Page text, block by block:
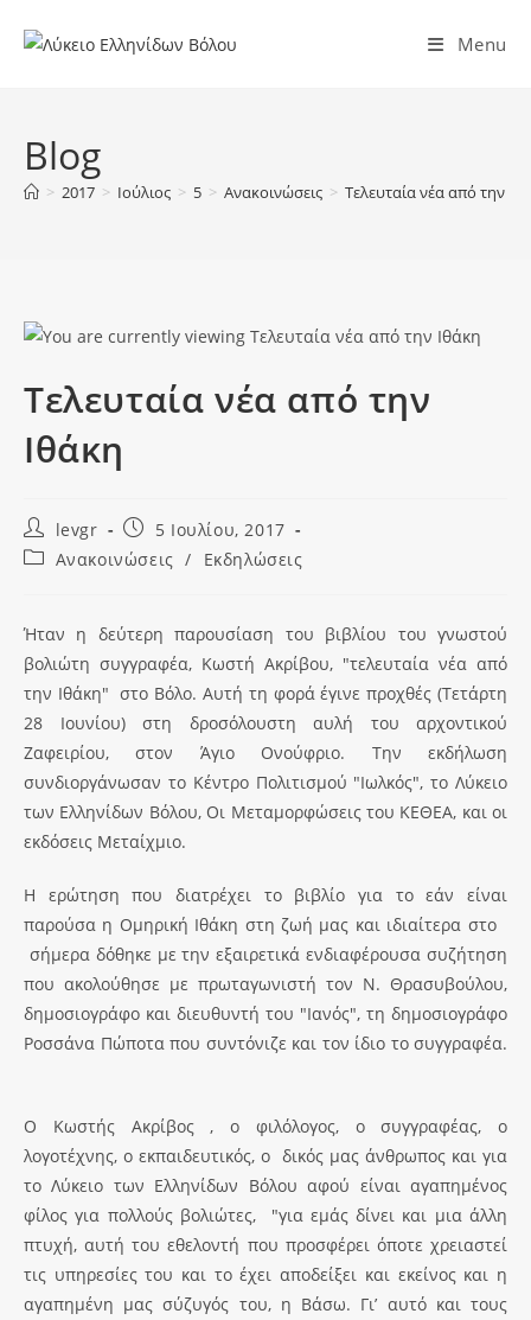
Menu
Blog
> 2017 > Ιούλιος > 5 > Ανακοινώσεις > Tελευταία νέα από την
Tελευταία νέα από την
Ιθάκη
levgr
5 Ιουλίου, 2017
Ανακοινώσεις / Εκδηλώσεις
Ήταν η δεύτερη παρουσίαση του βιβλίου του γνωστού
βολιώτη συγγραφέα, Κωστή Ακρίβου, "τελευταία νέα από
την Ιθάκη" στο Βόλο. Αυτή τη φορά έγινε προχθές (Τετάρτη
28 Ιουνίου) στη δροσόλουστη αυλή του αρχοντικού
Ζαφειρίου, στον Άγιο Ονούφριο. Την εκδήλωση
συνδιοργάνωσαν το Κέντρο Πολιτισμού "Ιωλκός", το Λύκειο
των Ελληνίδων Βόλου, Οι Μεταμορφώσεις του ΚΕΘΕΑ, και οι
εκδόσεις Μεταίχμιο.
Η ερώτηση που διατρέχει το βιβλίο για το εάν είναι
παρούσα η Oμηρική Ιθάκη στη ζωή μας και ιδιαίτερα στο
σήμερα δόθηκε με την εξαιρετικά ενδιαφέρουσα συζήτηση
που ακολούθησε με πρωταγωνιστή τον Ν. Θρασυβούλου,
δημοσιογράφο και διευθυντή του "Ιανός", τη δημοσιογράφο
Ροσσάνα Πώποτα που συντόνιζε και τον ίδιο το συγγραφέα.
Ο Κωστής Ακρίβος , ο φιλόλογος, ο συγγραφέας, ο
λογοτέχνης, ο εκπαιδευτικός, ο δικός μας άνθρωπος και για
το Λύκειο των Ελληνίδων Βόλου αφού είναι αγαπημένος
φίλος για πολλούς βολιώτες, "για εμάς δίνει και μια άλλη
πτυχή, αυτή του εθελοντή που προσφέρει όποτε χρειαστεί
τις υπηρεσίες του και το έχει αποδείξει και εκείνος και η
αγαπημένη μας σύζυγός του, η Βάσω. Γι’ αυτό και τους